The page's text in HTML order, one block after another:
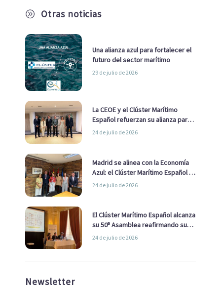
A Otras noticias
Una alianza azul para fortalecer el
futuro del sector marítimo
29 de julio de 2026
La CEOE y el Clúster Marítimo
Español refuerzan su alianza para
impulsar una estrategia Nacional
24 de julio de 2026
Madrid se alinea con la Economía
Azul: el Clúster Marítimo Español y
la Real Liga Naval avanzan alianzas
24 de julio de 2026
El Clúster Marítimo Español alcanza
su 50ª Asamblea reafirmando su
liderazgo en la Economía Azul
24 de julio de 2026
Newsletter